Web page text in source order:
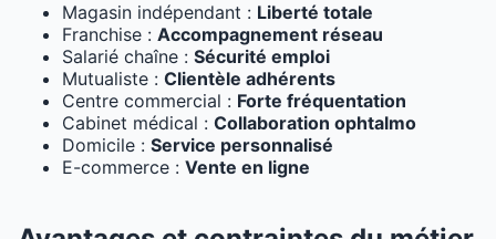
Magasin indépendant : Liberté totale
Franchise : Accompagnement réseau
Salarié chaîne : Sécurité emploi
Mutualiste : Clientèle adhérents
Centre commercial : Forte fréquentation
Cabinet médical : Collaboration ophtalmo
Domicile : Service personnalisé
E-commerce : Vente en ligne